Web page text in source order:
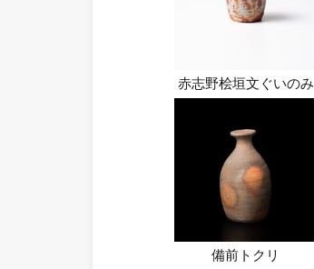
赤志野桧垣文ぐいのみ
備前トクリ